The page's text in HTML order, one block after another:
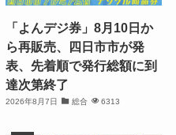
「よんデジ券」8月10日か
ら再販売、四日市市が発
表、先着順で発行総額に到
達次第終了
2026年8月7日 総合 6313